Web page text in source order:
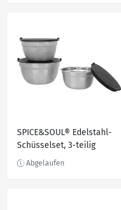
SPICE&SOUL® Edelstahl-
Schüsselset, 3-teilig